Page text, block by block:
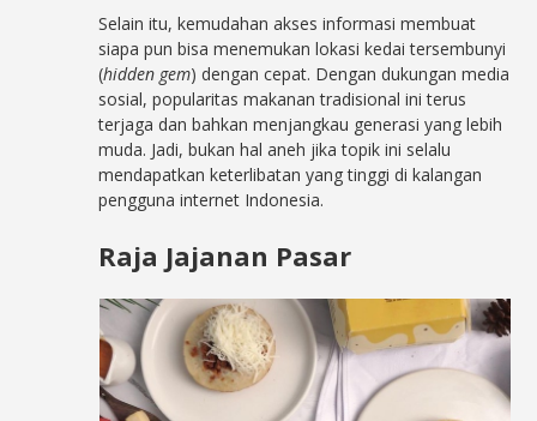
Selain itu, kemudahan akses informasi membuat
siapa pun bisa menemukan lokasi kedai tersembunyi
(hidden gem) dengan cepat. Dengan dukungan media
sosial, popularitas makanan tradisional ini terus
terjaga dan bahkan menjangkau generasi yang lebih
muda. Jadi, bukan hal aneh jika topik ini selalu
mendapatkan keterlibatan yang tinggi di kalangan
pengguna internet Indonesia.
Raja Jajanan Pasar